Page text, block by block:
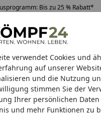
verwendet Cookies und
auf unserer
und die Nutzung
stimmen Sie der
Ihrer persönlichen
und mehr Funktionen zu
Bis zu 25 % Rabatt*
22 22
Uhr 25.988
Highlights Tipps
Reifenmontage